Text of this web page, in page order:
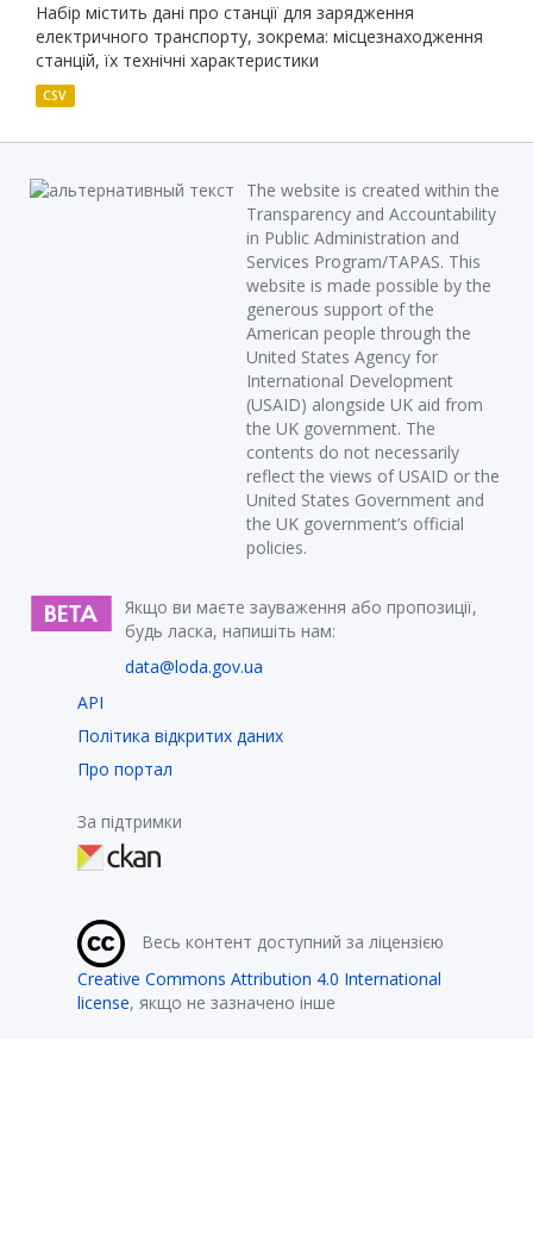
Набір містить дані про станції для зарядження
електричного транспорту, зокрема: місцезнаходження
станцій, їх технічні характеристики
CSV
The website is created within the
Transparency and Accountability
in Public Administration and
Services Program/TAPAS. This
website is made possible by the
generous support of the
American people through the
United States Agency for
International Development
(USAID) alongside UK aid from
the UK government. The
contents do not necessarily
reflect the views of USAID or the
United States Government and
the UK government’s official
policies.
Якщо ви маєте зауваження або пропозиції,
будь ласка, напишіть нам:
data@loda.gov.ua
API
Політика відкритих даних
Про портал
За підтримки
Весь контент доступний за ліцензією
Creative Commons Attribution 4.0 International
license, якщо не зазначено інше